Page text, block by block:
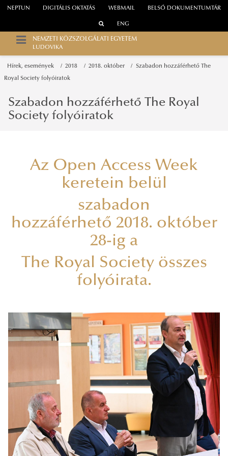
WEBMAIL
NEPTUN DIGITÁLIS OKTATÁS BELSŐ DOKUMENTUMTÁR
ENG
NEMZETI KÖZSZOLGÁLATI EGYETEM
LUDOVIKA
Hírek, események 2018 2018. október Szabadon hozzáférhető The
Royal Society folyóiratok
Szabadon hozzáférhető The Royal
Society folyóiratok
Az Open Access Week
keretein belül
szabadon
hozzáférhető 2018. október
28-ig a
The Royal Society összes
folyóirata.